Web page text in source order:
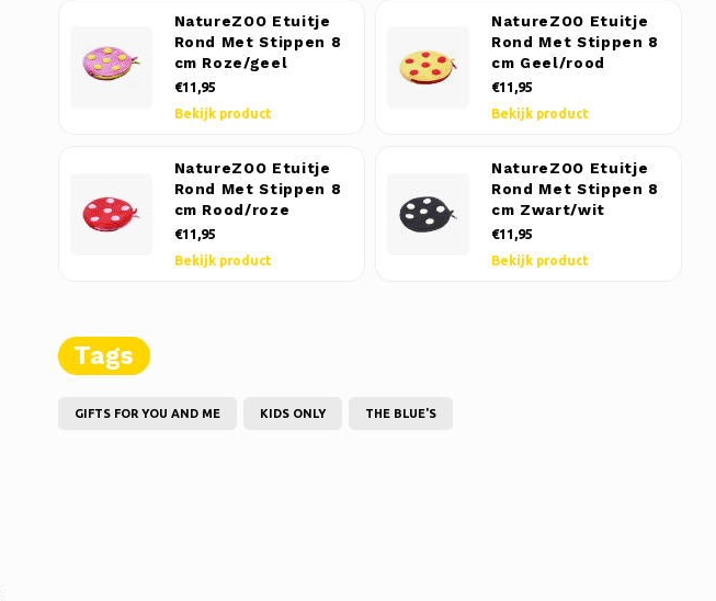
NatureZOO Etuitje
Rond Met Stippen 8
cm Roze/geel
€11,95
Bekijk product
NatureZOO Etuitje
Rond Met Stippen 8
cm Geel/rood
€11,95
Bekijk product
NatureZOO Etuitje
Rond Met Stippen 8
cm Rood/roze
€11,95
Bekijk product
NatureZOO Etuitje
Rond Met Stippen 8
cm Zwart/wit
€11,95
Bekijk product
Tags
GIFTS FOR YOU AND ME KIDS ONLY THE BLUE'S